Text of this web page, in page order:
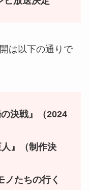
は以下の通りで
決戦』（2024
』（制作決
ノたちの行く